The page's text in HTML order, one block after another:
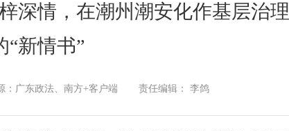
深情，在潮州潮安化作基层治理
“新情书”
：广东政法、南方+客户端 责任编辑： 李鸽